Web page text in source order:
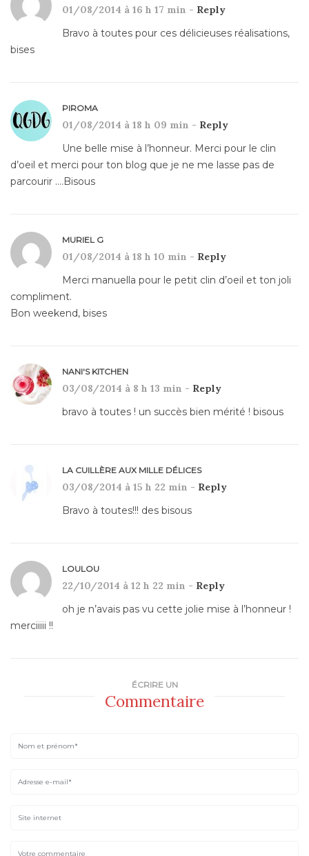
01/08/2014 à 16 h 17 min - Reply
Bravo à toutes pour ces délicieuses réalisations,
bises
PIROMA
01/08/2014 à 18 h 09 min - Reply
Une belle mise à l’honneur. Merci pour le clin
d’oeil et merci pour ton blog que je ne me lasse pas de
parcourir ….Bisous
MURIEL G
01/08/2014 à 18 h 10 min - Reply
Merci manuella pour le petit clin d’oeil et ton joli
compliment.
Bon weekend, bises
NANI'S KITCHEN
03/08/2014 à 8 h 13 min - Reply
bravo à toutes ! un succès bien mérité ! bisous
LA CUILLÈRE AUX MILLE DÉLICES
03/08/2014 à 15 h 22 min - Reply
Bravo à toutes!!! des bisous
LOULOU
22/10/2014 à 12 h 22 min - Reply
oh je n’avais pas vu cette jolie mise à l’honneur !
merciiiii !!
ÉCRIRE UN
Commentaire